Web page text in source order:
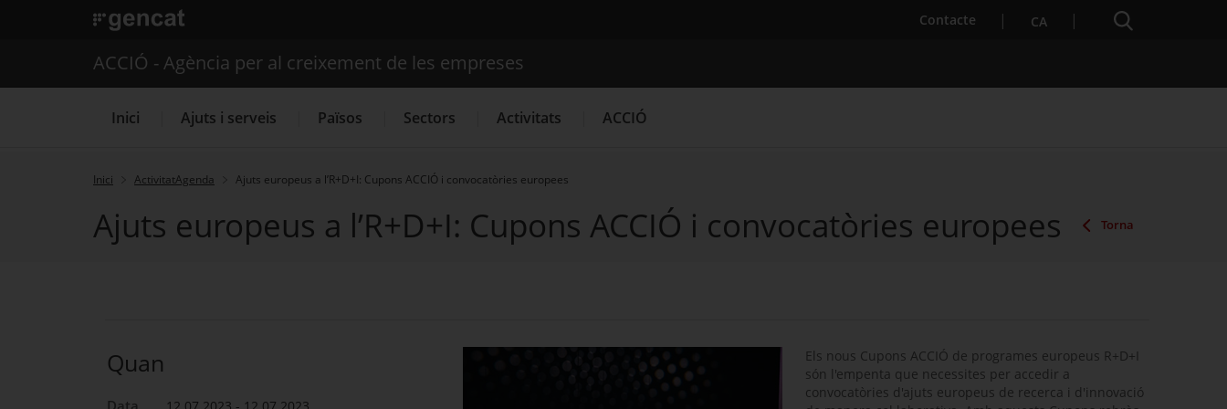
. Obre en una nova finestra. Contacte . Obre en una nova finestra.
CA Cercador
Cercador
Serveis d'internacionalització Serveis d'innovació Convocatòries d'ajuts obertes Últimes notícies Properes activitats
ACCIÓ - Agència per al creixement de les empreses
Inici Ajuts i serveis Països Sectors Activitats ACCIÓ
Inici ActivitatAgenda Ajuts europeus a l’R+D+I: Cupons ACCIÓ i convocatòries europees
Ajuts europeus a l’R+D+I: Cupons ACCIÓ i convocatòries europees Torna
Quan
Data
Els nous Cupons ACCIÓ de programes europeus R+D+I
són l'empenta que necessites per accedir a
convocatòries d'ajuts europeus de recerca i d'innovació